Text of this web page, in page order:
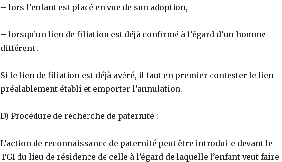
– lors l’enfant est placé en vue de son adoption,
– lorsqu’un lien de filiation est déjà confirmé à l’égard d’un homme
différent .
Si le lien de filiation est déjà avéré, il faut en premier contester le lien
préalablement établi et emporter l’annulation.
D) Procédure de recherche de paternité :
L’action de reconnaissance de paternité peut être introduite devant le
TGI du lieu de résidence de celle à l’égard de laquelle l’enfant veut faire